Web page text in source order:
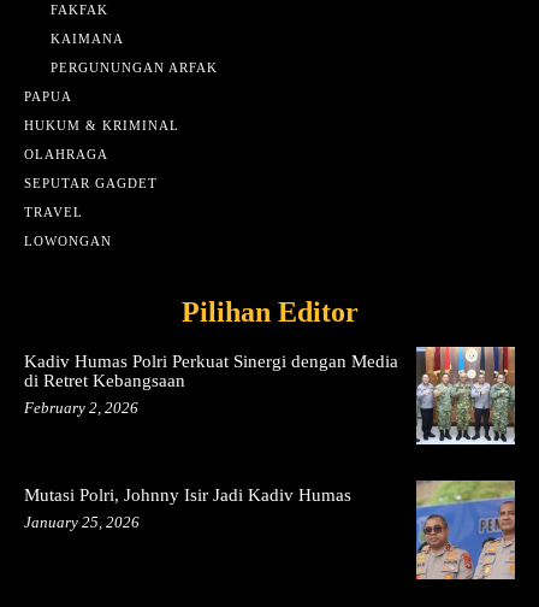
FAKFAK
KAIMANA
PERGUNUNGAN ARFAK
PAPUA
HUKUM & KRIMINAL
OLAHRAGA
SEPUTAR GAGDET
TRAVEL
LOWONGAN
Pilihan Editor
Kadiv Humas Polri Perkuat Sinergi dengan Media
di Retret Kebangsaan
February 2, 2026
Mutasi Polri, Johnny Isir Jadi Kadiv Humas
January 25, 2026